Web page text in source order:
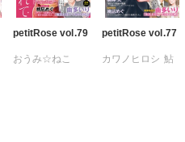
petitRose vol.79
おうみ☆ねこ
petitRose vol.77
カワノヒロシ 鮎